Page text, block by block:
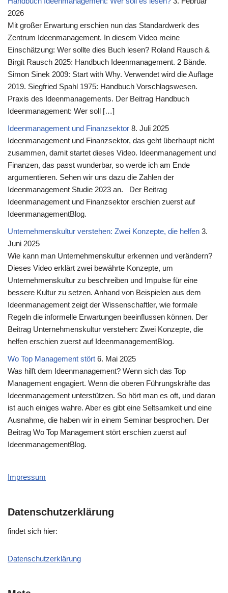
2026
Mit großer Erwartung erschien nun das Standardwerk des
Zentrum Ideenmanagement. In diesem Video meine
Einschätzung: Wer sollte dies Buch lesen? Roland Rausch &
Birgit Rausch 2025: Handbuch Ideenmanagement. 2 Bände.
Simon Sinek 2009: Start with Why. Verwendet wird die Auflage
2019. Siegfried Spahl 1975: Handbuch Vorschlagswesen.
Praxis des Ideenmanagements. Der Beitrag Handbuch
Ideenmanagement: Wer soll […]
Ideenmanagement und Finanzsektor 8. Juli 2025
Ideenmanagement und Finanzsektor, das geht überhaupt nicht
zusammen, damit startet dieses Video. Ideenmanagement und
Finanzen, das passt wunderbar, so werde ich am Ende
argumentieren. Sehen wir uns dazu die Zahlen der
Ideenmanagement Studie 2023 an. Der Beitrag
Ideenmanagement und Finanzsektor erschien zuerst auf
IdeenmanagementBlog.
Unternehmenskultur verstehen: Zwei Konzepte, die helfen 3.
Juni 2025
Wie kann man Unternehmenskultur erkennen und verändern?
Dieses Video erklärt zwei bewährte Konzepte, um
Unternehmenskultur zu beschreiben und Impulse für eine
bessere Kultur zu setzen. Anhand von Beispielen aus dem
Ideenmanagement zeigt der Wissenschaftler, wie formale
Regeln die informelle Erwartungen beeinflussen können. Der
Beitrag Unternehmenskultur verstehen: Zwei Konzepte, die
helfen erschien zuerst auf IdeenmanagementBlog.
Wo Top Management stört 6. Mai 2025
Was hilft dem Ideenmanagement? Wenn sich das Top
Management engagiert. Wenn die oberen Führungskräfte das
Ideenmanagement unterstützen. So hört man es oft, und daran
ist auch einiges wahre. Aber es gibt eine Seltsamkeit und eine
Ausnahme, die haben wir in einem Seminar besprochen. Der
Beitrag Wo Top Management stört erschien zuerst auf
IdeenmanagementBlog.
Impressum
Datenschutzerklärung
fin­det sich hier:
Daten­schutz­er­klä­rung